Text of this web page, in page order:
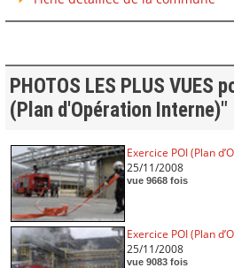
PHOTOS LES PLUS VUES
(Plan d'Opération Interne)"
Exercice POI (Plan
25/11/2008
vue 9668 fois
Exercice POI (Plan
25/11/2008
vue 9083 fois